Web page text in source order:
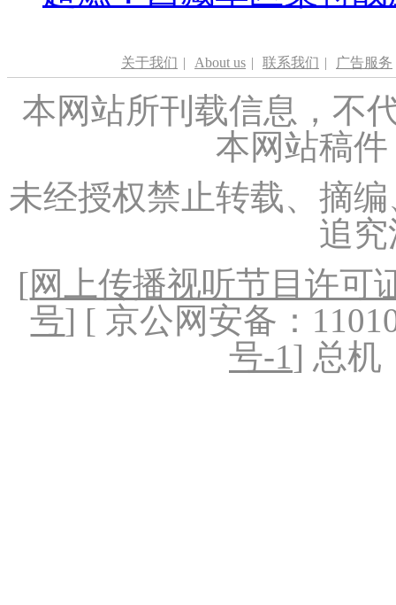
关于我们 | About us | 联系我们 | 广告服务
本网站所刊载信息，不
本网站稿
未经授权禁止转载、摘
追
[网上传播视听节目许可
号] [ 京公网安备：
号-1] 总机